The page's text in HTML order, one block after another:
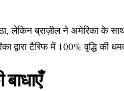
लेकिन ब्राज़ील ने अमेरिका के साथ
टैरिफ में 100% वृद्धि की